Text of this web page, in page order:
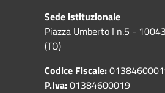
Sede istituzionale
Piazza Umberto I n.5 -
(TO)
Codice Fiscale:
P.Iva:01384600019